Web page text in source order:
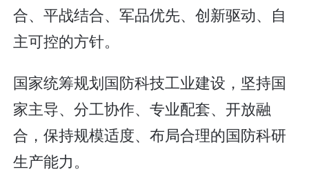
合、平战结合、军品优先、创新驱动、自
主可控的方针。
国家统筹规划国防科技工业建设，坚持国
家主导、分工协作、专业配套、开放融
合，保持规模适度、布局合理的国防科研
生产能力。